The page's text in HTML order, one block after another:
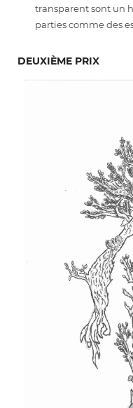
transparent sont un
parties comme des
DEUXIÈME PRIX